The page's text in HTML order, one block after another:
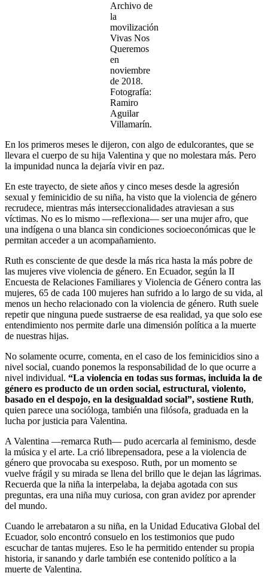
Archivo de
la
movilización
Vivas Nos
Queremos
en
noviembre
de 2018.
Fotografía:
Ramiro
Aguilar
Villamarín.
En los primeros meses le dijeron, con algo de edulcorantes, que se
llevara el cuerpo de su hija Valentina y que no molestara más. Pero
la impunidad nunca la dejaría vivir en paz.
En este trayecto, de siete años y cinco meses desde la agresión
sexual y feminicidio de su niña, ha visto que la violencia de género
recrudece, mientras más interseccionalidades atraviesan a sus
víctimas. No es lo mismo —reflexiona— ser una mujer afro, que
una indígena o una blanca sin condiciones socioeconómicas que le
permitan acceder a un acompañamiento.
Ruth es consciente de que desde la más rica hasta la más pobre de
las mujeres vive violencia de género. En Ecuador, según la II
Encuesta de Relaciones Familiares y Violencia de Género contra las
mujeres, 65 de cada 100 mujeres han sufrido a lo largo de su vida, al
menos un hecho relacionado con la violencia de género. Ruth suele
repetir que ninguna puede sustraerse de esa realidad, ya que solo ese
entendimiento nos permite darle una dimensión política a la muerte
de nuestras hijas.
No solamente ocurre, comenta, en el caso de los feminicidios sino a
nivel social, cuando ponemos la responsabilidad de lo que ocurre a
nivel individual. “La violencia en todas sus formas, incluida la de
género es producto de un orden social, estructural, violento,
basado en el despojo, en la desigualdad social”, sostiene Ruth,
quien parece una socióloga, también una filósofa, graduada en la
lucha por justicia para Valentina.
A Valentina —remarca Ruth— pudo acercarla al feminismo, desde
la música y el arte. La crió librepensadora, pese a la violencia de
género que provocaba su exesposo. Ruth, por un momento se
vuelve frágil y su mirada se llena del brillo que le dejan las lágrimas.
Recuerda que la niña la interpelaba, la dejaba agotada con sus
preguntas, era una niña muy curiosa, con gran avidez por aprender
del mundo.
Cuando le arrebataron a su niña, en la Unidad Educativa Global del
Ecuador, solo encontró consuelo en los testimonios que pudo
escuchar de tantas mujeres. Eso le ha permitido entender su propia
historia, ir sanando y darle también ese contenido político a la
muerte de Valentina.